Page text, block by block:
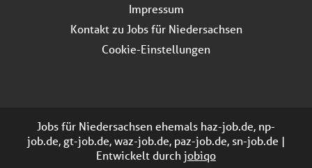
Impressum
Kontakt zu Jobs für Niedersachsen
Cookie-Einstellungen
Jobs für Niedersachsen ehemals haz-job.de, np-
job.de, gt-job.de, waz-job.de, paz-job.de, sn-job.de |
Entwickelt durchjobiqo